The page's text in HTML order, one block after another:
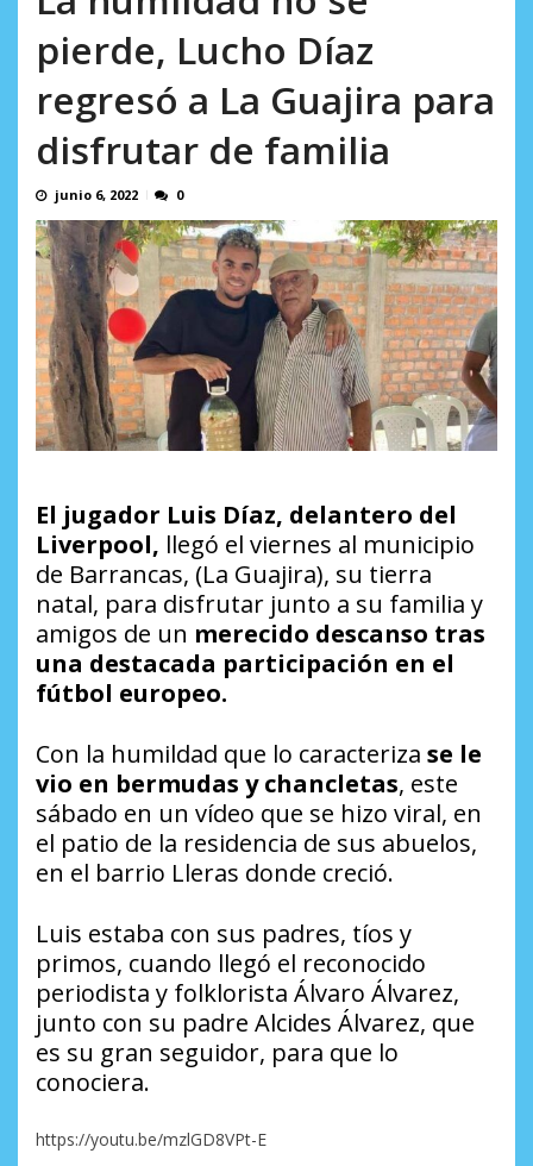
pierde, Lucho Díaz
regresó a La Guajira para
disfrutar de familia
junio 6, 2022 0
El jugador Luis Díaz, delantero del
Liverpool, llegó el viernes al municipio
de Barrancas, (La Guajira), su tierra
natal, para disfrutar junto a su familia y
amigos de un merecido descanso tras
una destacada participación en el
fútbol europeo.
Con la humildad que lo caracteriza se le
vio en bermudas y chancletas, este
sábado en un vídeo que se hizo viral, en
el patio de la residencia de sus abuelos,
en el barrio Lleras donde creció.
Luis estaba con sus padres, tíos y
primos, cuando llegó el reconocido
periodista y folklorista Álvaro Álvarez,
junto con su padre Alcides Álvarez, que
es su gran seguidor, para que lo
conociera.
https://youtu.be/mzlGD8VPt-E